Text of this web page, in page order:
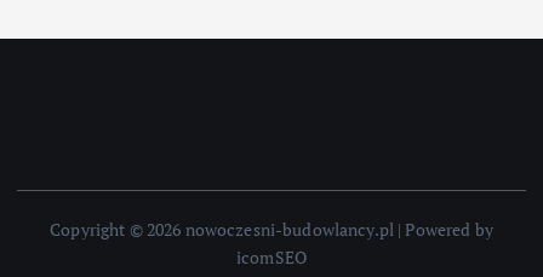
Copyright © 2026 nowoczesni-budowlancy.pl | Powered by
icomSEO